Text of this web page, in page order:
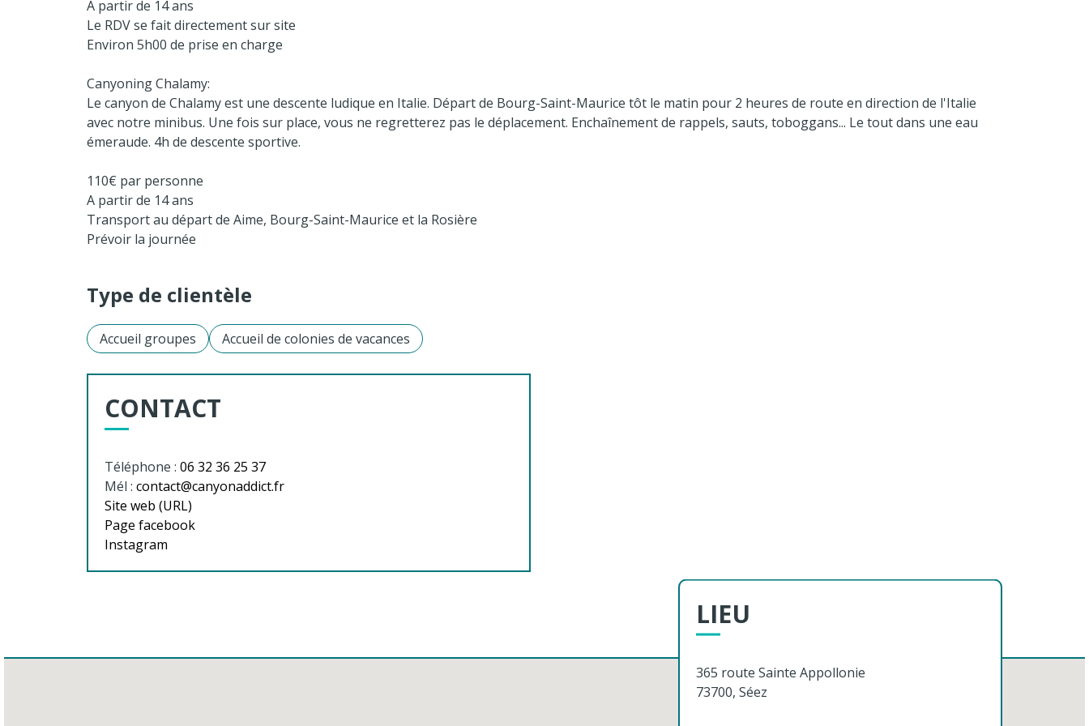
A partir de 14 ans
Le RDV se fait directement sur site
Environ 5h00 de prise en charge
Canyoning Chalamy:
Le canyon de Chalamy est une descente ludique en Italie. Départ de Bourg-Saint-Maurice tôt le matin pour 2 heures de route en direction de l'Italie
avec notre minibus. Une fois sur place, vous ne regretterez pas le déplacement. Enchaînement de rappels, sauts, toboggans... Le tout dans une eau
émeraude. 4h de descente sportive.
110€ par personne
A partir de 14 ans
Transport au départ de Aime, Bourg-Saint-Maurice et la Rosière
Prévoir la journée
Type de clientèle
Accueil groupes Accueil de colonies de vacances
CONTACT
Téléphone : 06 32 36 25 37
Mél : contact@canyonaddict.fr
Site web (URL)
Page facebook
Instagram
LIEU
365 route Sainte Appollonie
73700, Séez